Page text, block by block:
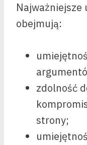
obejmują:
zdolność
strony;